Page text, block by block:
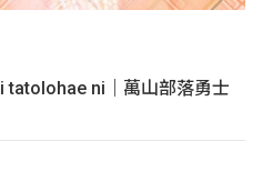
tatolohae ni｜萬山部落勇士